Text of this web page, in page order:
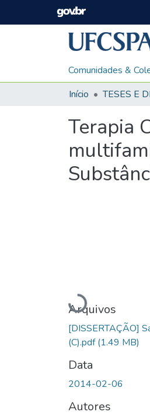
Comunidades &
Início
TESES E
Terapia
Carregando...
Arquivos
[DISSERTAÇÃO]
(C).pdf(1.49 MB)
Data
2014-02-06
Autores